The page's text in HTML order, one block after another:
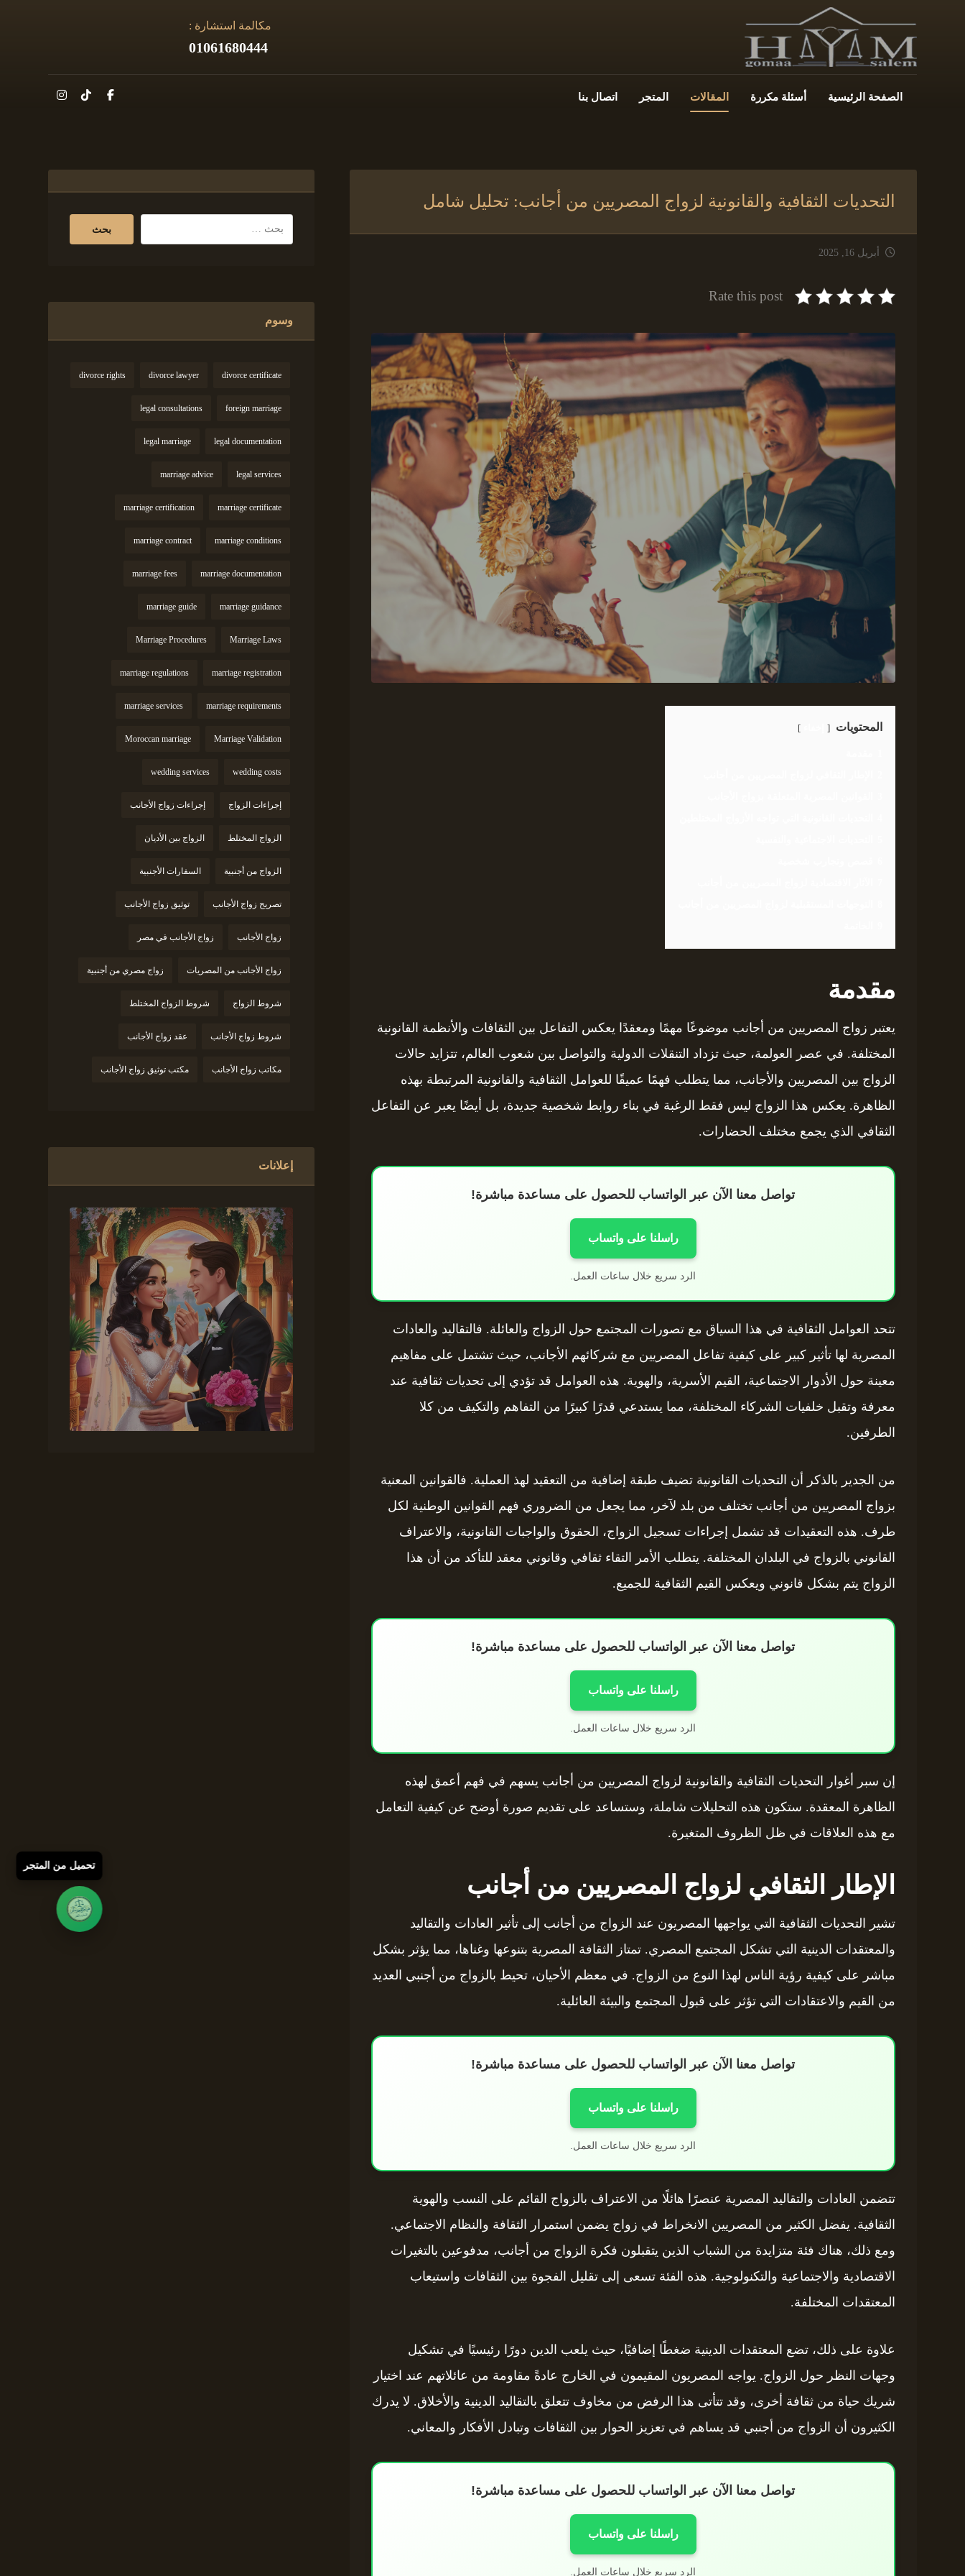
مكالمة استشارة :
01061680444
الصفحة الرئيسية أسئلة مكررة المقالات المتجر اتصال بنا
التحديات الثقافية والقانونية لزواج المصريين من أجانب: تحليل شامل
أبريل 16, 2025
Rate this post
المحتويات
مقدمة
يعتبر زواج المصريين من أجانب موضوعًا مهمًا ومعقدًا يعكس التفاعل بين الثقافات والأنظمة القانونية
المختلفة. في عصر العولمة، حيث تزداد التنقلات الدولية والتواصل بين شعوب العالم، تتزايد حالات
الزواج بين المصريين والأجانب، مما يتطلب فهمًا عميقًا للعوامل الثقافية والقانونية المرتبطة بهذه
الظاهرة. يعكس هذا الزواج ليس فقط الرغبة في بناء روابط شخصية جديدة، بل أيضًا يعبر عن التفاعل
الثقافي الذي يجمع مختلف الحضارات.
تواصل معنا الآن عبر الواتساب للحصول على مساعدة مباشرة!
راسلنا على واتساب
الرد سريع خلال ساعات العمل.
تتحد العوامل الثقافية في هذا السياق مع تصورات المجتمع حول الزواج والعائلة. فالتقاليد والعادات
المصرية لها تأثير كبير على كيفية تفاعل المصريين مع شركائهم الأجانب، حيث تشتمل على مفاهيم
معينة حول الأدوار الاجتماعية، القيم الأسرية، والهوية. هذه العوامل قد تؤدي إلى تحديات ثقافية عند
معرفة وتقبل خلفيات الشركاء المختلفة، مما يستدعي قدرًا كبيرًا من التفاهم والتكيف من كلا
الطرفين.
من الجدير بالذكر أن التحديات القانونية تضيف طبقة إضافية من التعقيد لهذ العملية. فالقوانين المعنية
بزواج المصريين من أجانب تختلف من بلد لآخر، مما يجعل من الضروري فهم القوانين الوطنية لكل
طرف. هذه التعقيدات قد تشمل إجراءات تسجيل الزواج، الحقوق والواجبات القانونية، والاعتراف
القانوني بالزواج في البلدان المختلفة. يتطلب الأمر التقاء ثقافي وقانوني معقد للتأكد من أن هذا
الزواج يتم بشكل قانوني ويعكس القيم الثقافية للجميع.
تواصل معنا الآن عبر الواتساب للحصول على مساعدة مباشرة!
راسلنا على واتساب
الرد سريع خلال ساعات العمل.
إن سبر أغوار التحديات الثقافية والقانونية لزواج المصريين من أجانب يسهم في فهم أعمق لهذه
الظاهرة المعقدة. ستكون هذه التحليلات شاملة، وستساعد على تقديم صورة أوضح عن كيفية التعامل
مع هذه العلاقات في ظل الظروف المتغيرة.
الإطار الثقافي لزواج المصريين من أجانب
تشير التحديات الثقافية التي يواجهها المصريون عند الزواج من أجانب إلى تأثير العادات والتقاليد
والمعتقدات الدينية التي تشكل المجتمع المصري. تمتاز الثقافة المصرية بتنوعها وغناها، مما يؤثر بشكل
مباشر على كيفية رؤية الناس لهذا النوع من الزواج. في معظم الأحيان، تحيط بالزواج من أجنبي العديد
من القيم والاعتقادات التي تؤثر على قبول المجتمع والبيئة العائلية.
تواصل معنا الآن عبر الواتساب للحصول على مساعدة مباشرة!
راسلنا على واتساب
الرد سريع خلال ساعات العمل.
تتضمن العادات والتقاليد المصرية عنصرًا هائلًا من الاعتراف بالزواج القائم على النسب والهوية
الثقافية. يفضل الكثير من المصريين الانخراط في زواج يضمن استمرار الثقافة والنظام الاجتماعي.
ومع ذلك، هناك فئة متزايدة من الشباب الذين يتقبلون فكرة الزواج من أجانب، مدفوعين بالتغيرات
الاقتصادية والاجتماعية والتكنولوجية. هذه الفئة تسعى إلى تقليل الفجوة بين الثقافات واستيعاب
المعتقدات المختلفة.
علاوة على ذلك، تضع المعتقدات الدينية ضغطًا إضافيًا، حيث يلعب الدين دورًا رئيسيًا في تشكيل
وجهات النظر حول الزواج. يواجه المصريون المقيمون في الخارج عادةً مقاومة من عائلاتهم عند اختيار
شريك حياة من ثقافة أخرى، وقد تتأتى هذا الرفض من مخاوف تتعلق بالتقاليد الدينية والأخلاق. لا يدرك
الكثيرون أن الزواج من أجنبي قد يساهم في تعزيز الحوار بين الثقافات وتبادل الأفكار والمعاني.
تواصل معنا الآن عبر الواتساب للحصول على مساعدة مباشرة!
راسلنا على واتساب
الرد سريع خلال ساعات العمل.
وسوم
divorce certificate
divorce lawyer
divorce rights
foreign marriage
legal consultations
legal documentation
legal marriage
legal services
marriage advice
marriage certificate
marriage certification
marriage conditions
marriage contract
marriage documentation
marriage fees
marriage guidance
marriage guide
Marriage Laws
Marriage Procedures
marriage registration
marriage regulations
marriage requirements
marriage services
Marriage Validation
Moroccan marriage
wedding costs
wedding services
إجراءات الزواج إجراءات زواج الأجانب
الزواج المختلط الزواج بين الأديان
الزواج من أجنبية السفارات الأجنبية
تصريح زواج الأجانب توثيق زواج الأجانب
زواج الأجانب زواج الأجانب في مصر
زواج الأجانب من المصريات زواج مصري من أجنبية
شروط الزواج شروط الزواج المختلط
شروط زواج الأجانب عقد زواج الأجانب
مكاتب زواج الأجانب مكتب توثيق زواج الأجانب
إعلانات
تحميل من المتجر